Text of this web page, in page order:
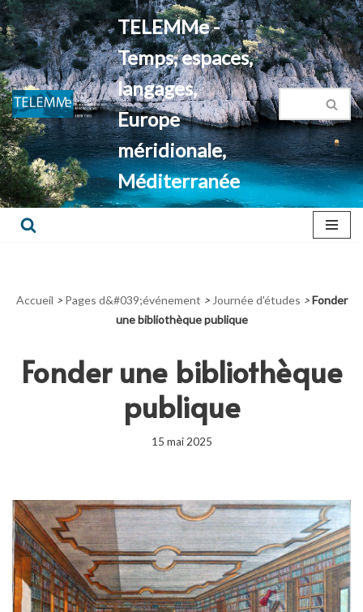
Aller
au
contenu
TELEMMe -
Temps, espaces,
langages,
Europe
méridionale,
Méditerranée
Accueil > Pages d&#039;événement > Journée d'études > Fonder
une bibliothèque publique
Fonder une bibliothèque
publique
15 mai 2025